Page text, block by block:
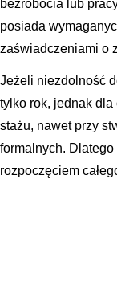
bezrobocia lub
posiada
zaświadczeniami o
Jeżeli niezdolność
tylko rok, jednak
stażu, nawet przy
formalnych.
rozpoczęciem